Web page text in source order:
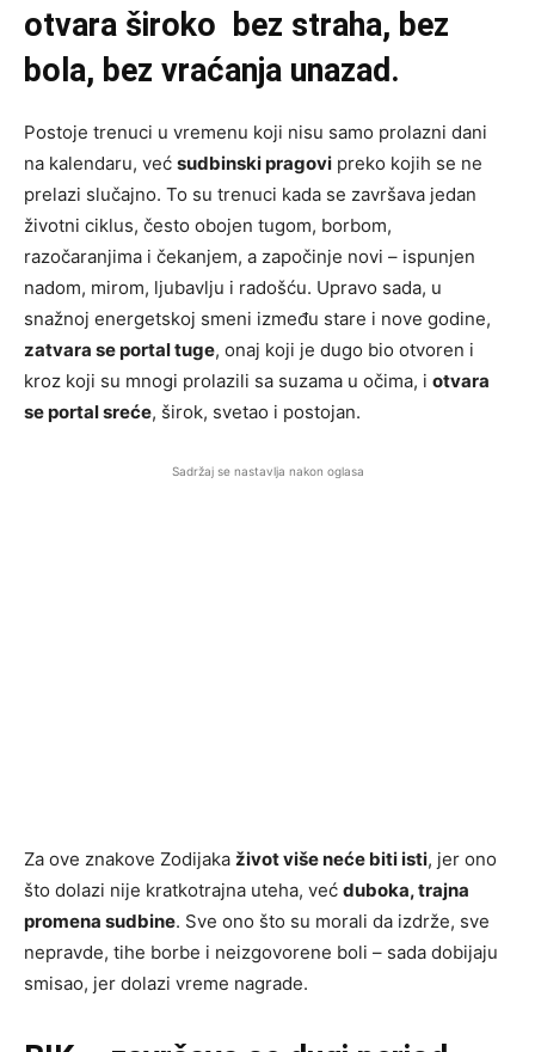
otvara široko bez straha, bez
bola, bez vraćanja unazad.
Postoje trenuci u vremenu koji nisu samo prolazni dani
na kalendaru, već sudbinski pragovi preko kojih se ne
prelazi slučajno. To su trenuci kada se završava jedan
životni ciklus, često obojen tugom, borbom,
razočaranjima i čekanjem, a započinje novi – ispunjen
nadom, mirom, ljubavlju i radošću. Upravo sada, u
snažnoj energetskoj smeni između stare i nove godine,
zatvara se portal tuge, onaj koji je dugo bio otvoren i
kroz koji su mnogi prolazili sa suzama u očima, i otvara
se portal sreće, širok, svetao i postojan.
Sadržaj se nastavlja nakon oglasa
Za ove znakove Zodijaka život više neće biti isti, jer ono
što dolazi nije kratkotrajna uteha, već duboka, trajna
promena sudbine. Sve ono što su morali da izdrže, sve
nepravde, tihe borbe i neizgovorene boli – sada dobijaju
smisao, jer dolazi vreme nagrade.